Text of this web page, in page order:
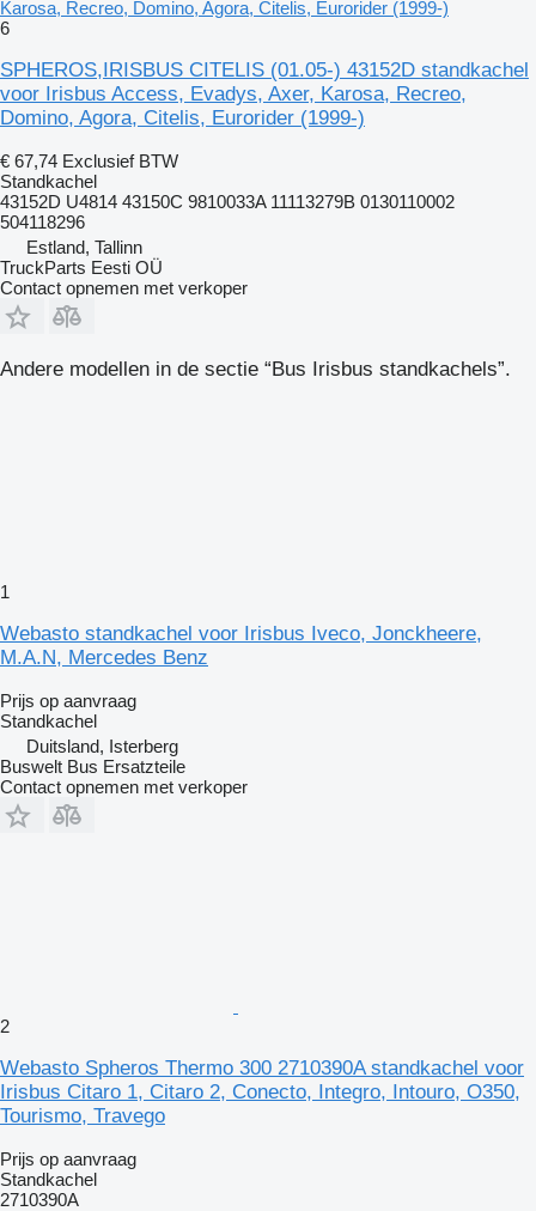
Karosa, Recreo, Domino, Agora, Citelis, Eurorider (1999-)
6
SPHEROS,IRISBUS CITELIS (01.05-) 43152D standkachel
voor Irisbus Access, Evadys, Axer, Karosa, Recreo,
Domino, Agora, Citelis, Eurorider (1999-)
€ 67,74 Exclusief BTW
Standkachel
43152D U4814 43150C 9810033A 11113279B 0130110002
504118296
Estland, Tallinn
TruckParts Eesti OÜ
Contact opnemen met verkoper
Andere modellen in de sectie “Bus Irisbus standkachels”.
1
Webasto standkachel voor Irisbus Iveco, Jonckheere,
M.A.N, Mercedes Benz
Prijs op aanvraag
Standkachel
Duitsland, Isterberg
Buswelt Bus Ersatzteile
Contact opnemen met verkoper
2
Webasto Spheros Thermo 300 2710390A standkachel voor
Irisbus Citaro 1, Citaro 2, Conecto, Integro, Intouro, O350,
Tourismo, Travego
Prijs op aanvraag
Standkachel
2710390A